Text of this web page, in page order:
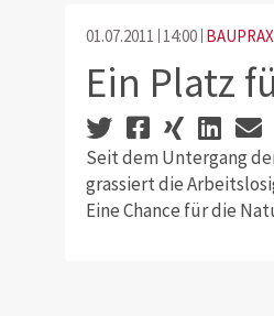
01.07.2011 14:00
Ein Platz
Seit dem Untergang
grassiert die
Eine Chance für die